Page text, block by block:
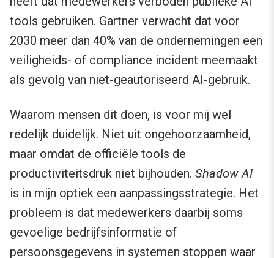
tools gebruiken. Gartner verwacht dat voor
2030 meer dan 40% van de ondernemingen een
veiligheids- of compliance incident meemaakt
als gevolg van niet-geautoriseerd AI-gebruik.
Waarom mensen dit doen, is voor mij wel
redelijk duidelijk. Niet uit ongehoorzaamheid,
maar omdat de officiële tools de
productiviteitsdruk niet bijhouden. Shadow AI
is in mijn optiek een aanpassingsstrategie. Het
probleem is dat medewerkers daarbij soms
gevoelige bedrijfsinformatie of
persoonsgegevens in systemen stoppen waar